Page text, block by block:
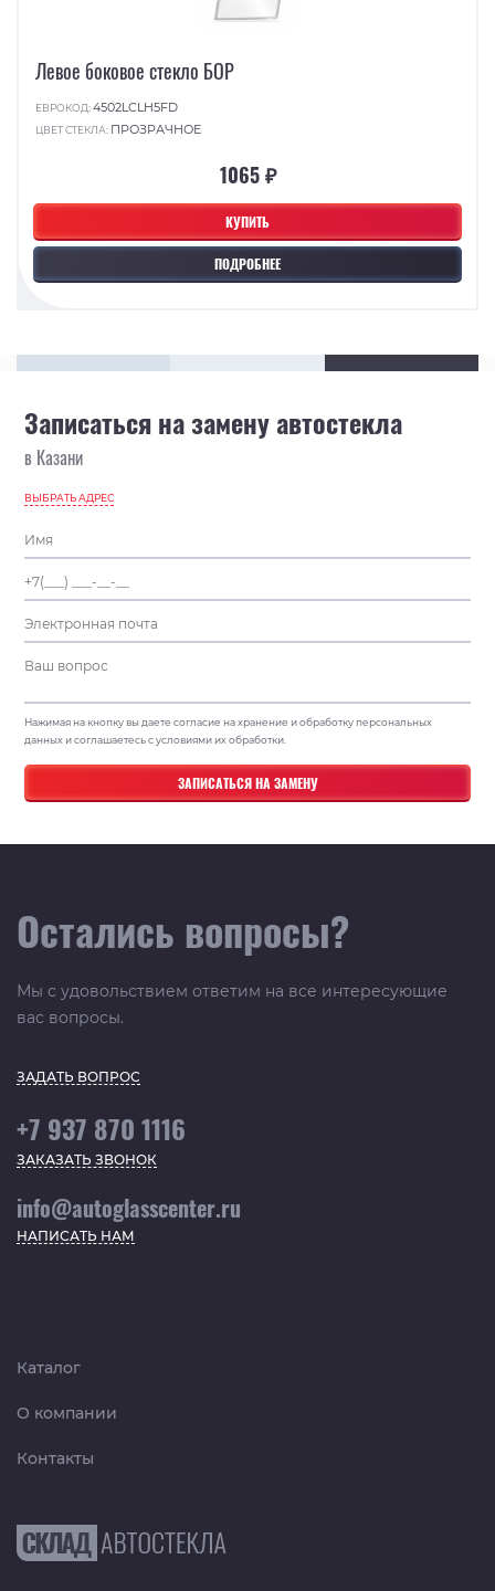
КУПИТЬ
ПОДРОБНЕЕ
Левое боковое стекло БОР
ЕВРОКОД:4502LCLH5FD
ЦВЕТ СТЕКЛА: ПРОЗРАЧНОЕ
1065 ₽
Записаться на замену автостекла
в Казани
ВЫБРАТЬ АДРЕС
Нажимая на кнопку вы даете согласие на хранение и обработку персональных
данных и соглашаетесь с условиями их обработки.
Остались вопросы?
Мы с удовольствием ответим на все интересующие
вас вопросы.
ЗАДАТЬ ВОПРОС
+7 937 870 1116
ЗАКАЗАТЬ ЗВОНОК
info@autoglasscenter.ru
НАПИСАТЬ НАМ
Каталог
О компании
Контакты